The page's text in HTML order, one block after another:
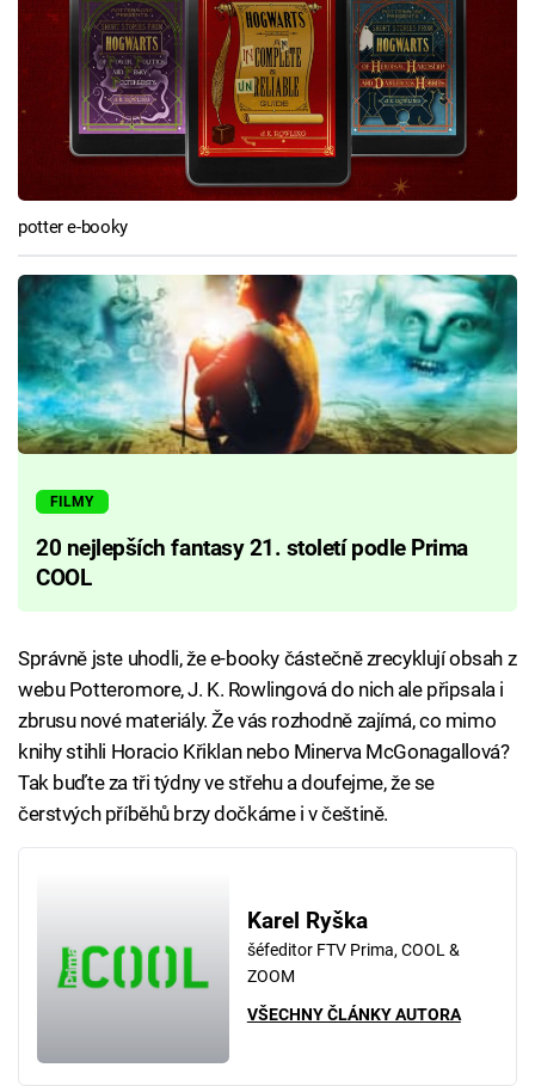
potter e-booky
FILMY
20 nejlepších fantasy 21. století podle Prima
COOL
Správně jste uhodli, že e-booky částečně zrecyklují obsah z
webu Potteromore, J. K. Rowlingová do nich ale připsala i
zbrusu nové materiály. Že vás rozhodně zajímá, co mimo
knihy stihli Horacio Křiklan nebo Minerva McGonagallová?
Tak buďte za tři týdny ve střehu a doufejme, že se
čerstvých příběhů brzy dočkáme i v češtině.
Karel Ryška
šéfeditor FTV Prima, COOL &
ZOOM
VŠECHNY ČLÁNKY AUTORA